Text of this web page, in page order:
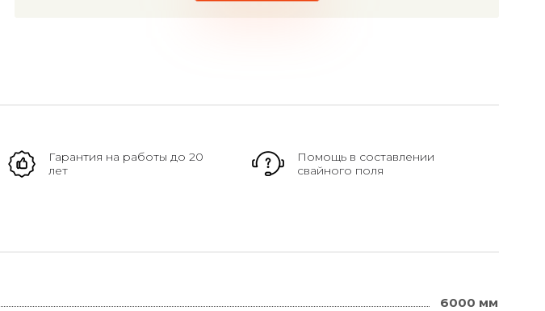
Гарантия на работы до 20
лет
Помощь в составлении
свайного поля
6000 мм